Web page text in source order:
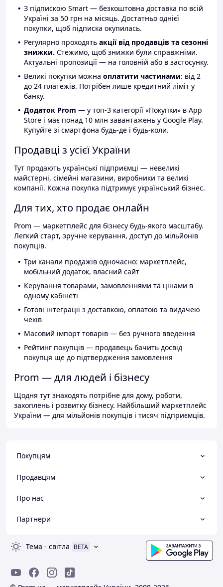
З підпискою Smart — безкоштовна доставка по всій
Україні за 50 грн на місяць. Достатньо однієї
покупки, щоб підписка окупилась.
Регулярно проходять акції від продавців та сезонні
знижки. Стежимо, щоб знижки були справжніми.
Актуальні пропозиції — на головній або в застосунку.
Великі покупки можна оплатити частинами: від 2
до 24 платежів. Потрібен лише кредитний ліміт у
банку.
Додаток Prom — у топ-3 категорії «Покупки» в App
Store і має понад 10 млн завантажень у Google Play.
Купуйте зі смартфона будь-де і будь-коли.
Продавці з усієї України
Тут продають українські підприємці — невеликі
майстерні, сімейні магазини, виробники та великі
компанії. Кожна покупка підтримує український бізнес.
Для тих, хто продає онлайн
Prom — маркетплейс для бізнесу будь-якого масштабу.
Легкий старт, зручне керування, доступ до мільйонів
покупців.
Три канали продажів одночасно: маркетплейс,
мобільний додаток, власний сайт
Керування товарами, замовленнями та цінами в
одному кабінеті
Готові інтеграції з доставкою, оплатою та видачею
чеків
Масовий імпорт товарів — без ручного введення
Рейтинг покупців — продавець бачить досвід
покупця ще до підтвердження замовлення
Prom — для людей і бізнесу
Щодня тут знаходять потрібне для дому, роботи,
захоплень і розвитку бізнесу. Найбільший маркетплейс
України — для мільйонів покупців і тисяч підприємців.
Покупцям
Продавцям
Про нас
Партнери
Тема - світла BETA